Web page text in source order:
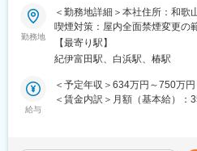
財務経理チームは東京にチーム
バー1名（40代後半）、白浜本
前半・20代半ば）が在籍してい
東京ではグループ会社のQuality
更する可能性もあります。東京
ルで繋ぎながら業務を行ってお
当社は、企業のIT資産管理やセ
SaaS製品を展開しています。
導入社数80,000社以上、7年連
企業のIT環境を支えています。
■採用背景
事業拡大および体制強化に伴う
勤務地
＜勤務地詳細＞本社住所：和
喫煙対策：屋内全面禁煙変更の
ートワーク含む）
【最寄り駅】
紀伊富田駅、白浜駅、椿駅
給与
＜予定年収＞634万円～750万
＜賃金内訳＞月額（基本給）：